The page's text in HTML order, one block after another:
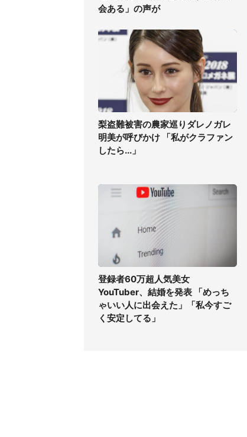
会ある」の声が
梨盗難被害の農家巡りダレノガレ
明美が呼びかけ 「私がクラファン
したら...」
登録者60万超人気美女
YouTuber、結婚を発表 「めっち
ゃいい人に出会えた」「私今すご
く安定してる」